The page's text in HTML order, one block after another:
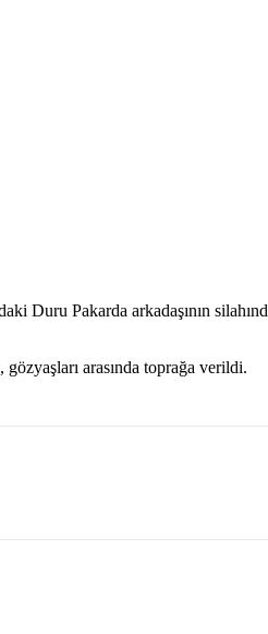
Duru Pakarda arkadaşının
arasında toprağa verildi.